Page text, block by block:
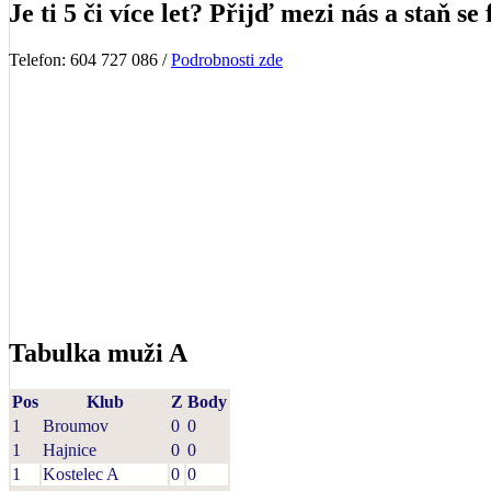
Je ti 5 či více let? Přijď mezi nás a staň se
Telefon: 604 727 086 /Podrobnosti zde
Tabulka muži A
Pos Klub Z Body
1
Broumov 0 0
1
Hajnice 0 0
1
Kostelec A 0 0